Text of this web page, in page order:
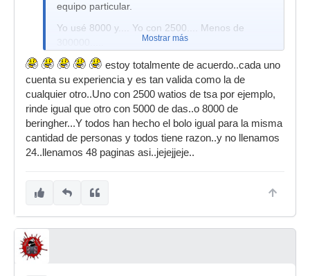
equipo particular.
Yo usé 8000 y.... Yo con 2500.... Menos de
Mostrar más
estoy totalmente de acuerdo..cada uno
cuenta su experiencia y es tan valida como la de
cualquier otro..Uno con 2500 watios de tsa por ejemplo,
rinde igual que otro con 5000 de das..o 8000 de
beringher...Y todos han hecho el bolo igual para la misma
cantidad de personas y todos tiene razon..y no llenamos
24..llenamos 48 paginas asi..jejejjeje..